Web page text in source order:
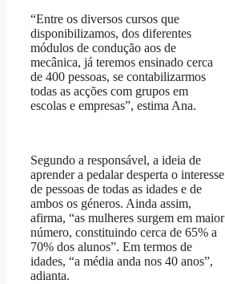
“Entre os diversos cursos que
disponibilizamos, dos diferentes
módulos de condução aos de
mecânica, já teremos ensinado cerca
de 400 pessoas, se contabilizarmos
todas as acções com grupos em
escolas e empresas”, estima Ana.
Segundo a responsável, a ideia de
aprender a pedalar desperta o interesse
de pessoas de todas as idades e de
ambos os géneros. Ainda assim,
afirma, “as mulheres surgem em maior
número, constituindo cerca de 65% a
70% dos alunos”. Em termos de
idades, “a média anda nos 40 anos”,
adianta.